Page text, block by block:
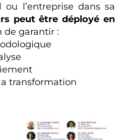
l’entreprise dans sa
peut être déployé en
de garantir :
transformation